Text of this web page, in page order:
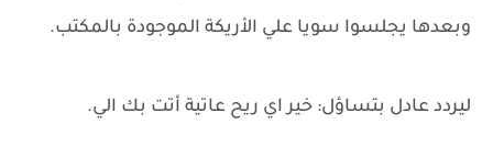
وبعدها يجلسوا سويا علي الأريكة الموجودة بالمكتب.
ليردد عادل بتساؤل: خير اي ريح عاتية أتت بك الي.